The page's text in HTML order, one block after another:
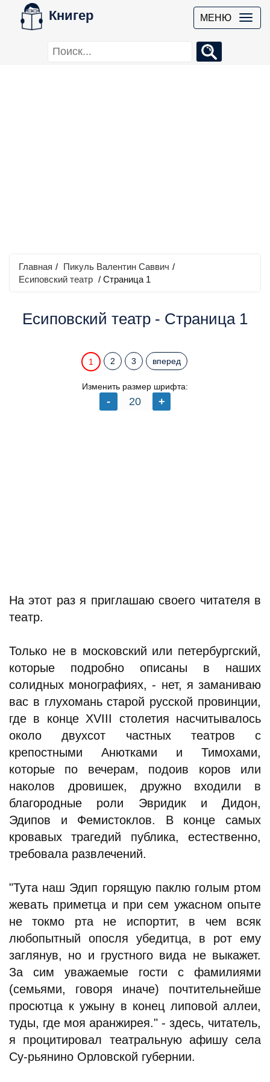
Книгер МЕНЮ
Главная / Пикуль Валентин Саввич /
Есиповский театр / Страница 1
Есиповский театр - Страница 1
1 2 3 вперед
Изменить размер шрифта:
На этот раз я приглашаю своего читателя в
театр.
Только не в московский или петербургский,
которые подробно описаны в наших
солидных монографиях, - нет, я заманиваю
вас в глухомань старой русской провинции,
где в конце XVIII столетия насчитывалось
около двухсот частных театров с
крепостными Анютками и Тимохами,
которые по вечерам, подоив коров или
наколов дровишек, дружно входили в
благородные роли Эвридик и Дидон,
Эдипов и Фемистоклов. В конце самых
кровавых трагедий публика, естественно,
требовала развлечений.
"Тута наш Эдип горящую паклю голым ртом
жевать приметца и при сем ужасном опыте
не токмо рта не испортит, в чем всяк
любопытный опосля убедитца, в рот ему
заглянув, но и грустного вида не выкажет.
За сим уважаемые гости с фамилиями
(семьями, говоря иначе) почтительнейше
просютца к ужыну в конец липовой аллеи,
туды, где моя аранжирея." - здесь, читатель,
я процитировал театральную афишу села
Су-рьянино Орловской губернии.